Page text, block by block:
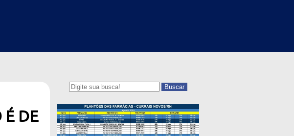
É DE
Buscar